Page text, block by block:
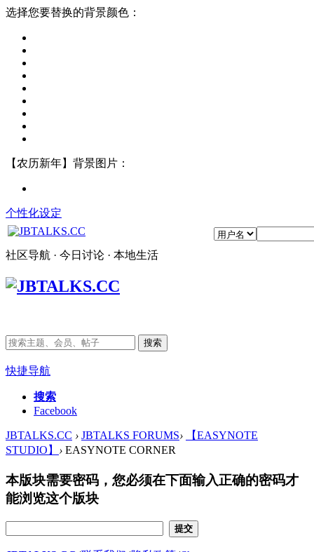
选择您要替换的背景颜色：
【农历新年】背景图片：
个性化设定
社区导航 · 今日讨论 · 本地生活
搜索
快捷导航
搜索
Facebook
JBTALKS.CC › JBTALKS FORUMS›
【EASYNOTE
STUDIO】 › EASYNOTE CORNER
本版块需要密码，您必须在下面输入正确的密码才
能浏览这个版块
提交